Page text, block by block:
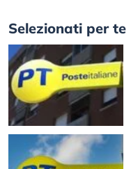
Selezionati per te